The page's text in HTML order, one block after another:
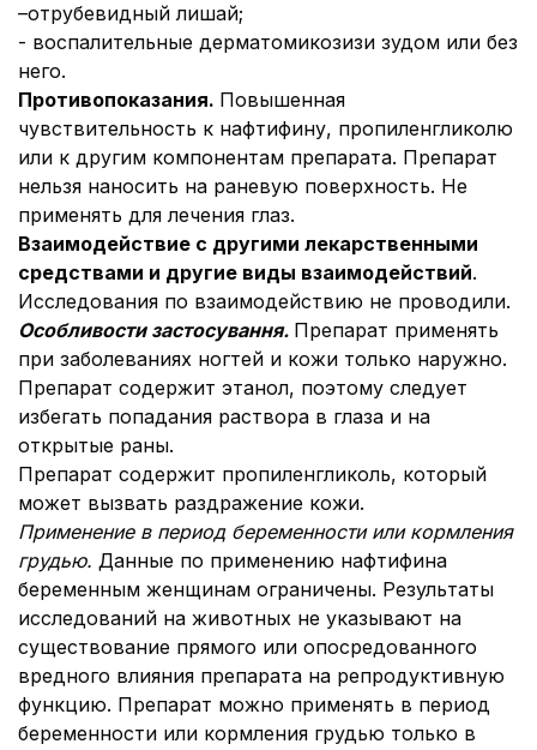
–отрубевидный лишай;
- воспалительные дерматомикозизи зудом или без
него.
Противопоказания. Повышенная
чувствительность к нафтифину, пропиленгликолю
или к другим компонентам препарата. Препарат
нельзя наносить на раневую поверхность. Не
применять для лечения глаз.
Взаимодействие с другими лекарственными
средствами и другие виды взаимодействий.
Исследования по взаимодействию не проводили.
Особливости застосування. Препарат применять
при заболеваниях ногтей и кожи только наружно.
Препарат содержит этанол, поэтому следует
избегать попадания раствора в глаза и на
открытые раны.
Препарат содержит пропиленгликоль, который
может вызвать раздражение кожи.
Применение в период беременности или кормления
грудью. Данные по применению нафтифина
беременным женщинам ограничены. Результаты
исследований на животных не указывают на
существование прямого или опосредованного
вредного влияния препарата на репродуктивную
функцию. Препарат можно применять в период
беременности или кормления грудью только в